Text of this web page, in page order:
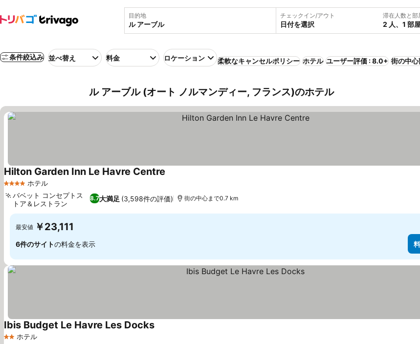
目的地 チェックイン/アウト
日付を選択
滞在人数と部
2 人、1 部
条件絞込み 並べ替え 料金 ロケーション 柔軟なキャンセルポリシー ホテル ユーザー評価 : 8.0+ 街の中心
ル アーブル (オート ノルマンディー, フランス)のホテル
4 ホテルのランク
ホテル
Hilton Garden Inn Le Havre Centre
8.7大満足 (3,598件の評価)
バベット コンセプトス
トア＆レストラン
街の中心まで0.7 km
最安値 ￥23,111
6件のサイトの料金を表示
2 ホテルのランク
ホテル
Ibis Budget Le Havre Les Docks料金を表示